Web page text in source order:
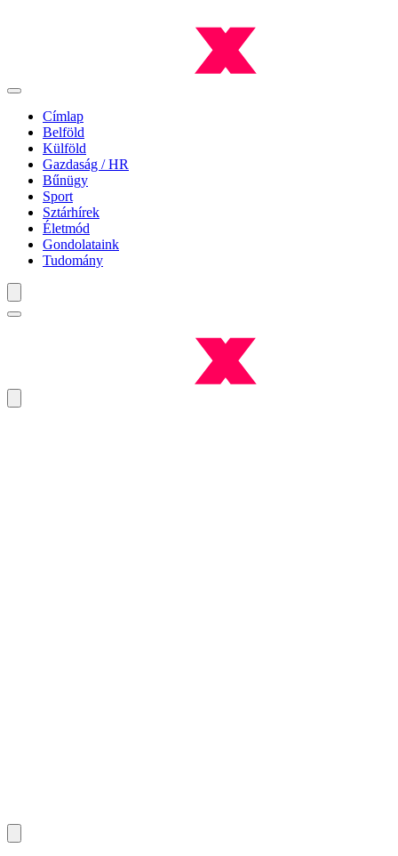
Címlap
Belföld
Külföld
Gazdaság / HR
Bűnügy
Sport
Sztárhírek
Életmód
Gondolataink
Tudomány